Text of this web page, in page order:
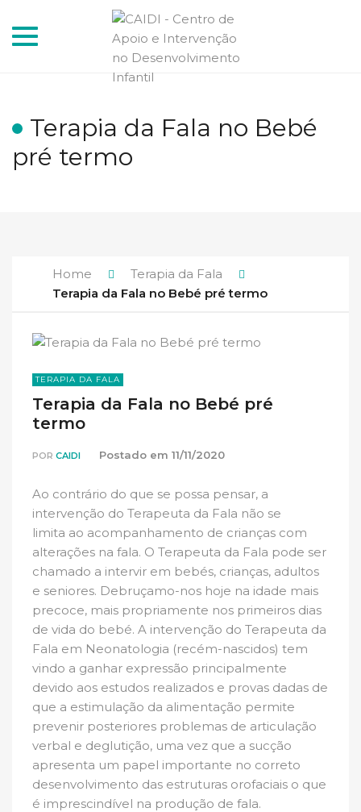
Toggle
Terapia da Fala no Bebé
pré termo
Home
Terapia da Fala
Terapia da Fala no Bebé pré termo
TERAPIA DA FALA
Terapia da Fala no Bebé pré
termo
POR CAIDI Postado em 11/11/2020
Ao contrário do que se possa pensar, a
intervenção do Terapeuta da Fala não se
limita ao acompanhamento de crianças com
alterações na fala. O Terapeuta da Fala pode ser
chamado a intervir em bebés, crianças, adultos
e seniores. Debruçamo-nos hoje na idade mais
precoce, mais propriamente nos primeiros dias
de vida do bebé. A intervenção do Terapeuta da
Fala em Neonatologia (recém-nascidos) tem
vindo a ganhar expressão principalmente
devido aos estudos realizados e provas dadas de
que a estimulação da alimentação permite
prevenir posteriores problemas de articulação
verbal e deglutição, uma vez que a sucção
apresenta um papel importante no correto
desenvolvimento das estruturas orofaciais o que
é imprescindível na produção de fala.